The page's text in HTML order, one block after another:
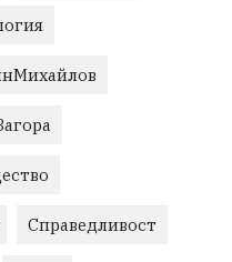
Справедливост